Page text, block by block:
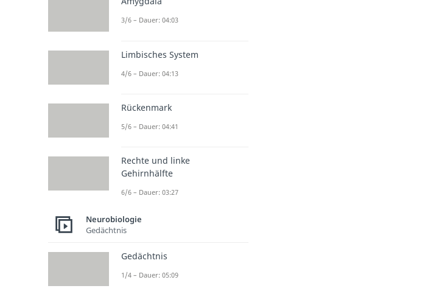
3/6 – Dauer: 04:03
Limbisches System
4/6 – Dauer: 04:13
Rückenmark
5/6 – Dauer: 04:41
Rechte und linke
Gehirnhälfte
6/6 – Dauer: 03:27
Neurobiologie
Gedächtnis
Gedächtnis
1/4 – Dauer: 05:09